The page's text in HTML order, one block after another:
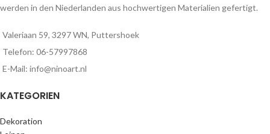
werden in den Niederlanden aus hochwertigen Materialien gefertigt.
Valeriaan 59, 3297 WN, Puttershoek
Telefon: 06-57997868
E-Mail: info@ninoart.nl
KATEGORIEN
Dekoration